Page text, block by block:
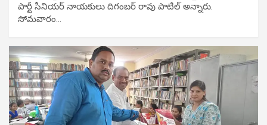
పార్టీ సీనియ‌ర్ నాయ‌కులు దిగంబ‌ర్ రావు పాటిల్ అన్నారు.
సోమవారం…